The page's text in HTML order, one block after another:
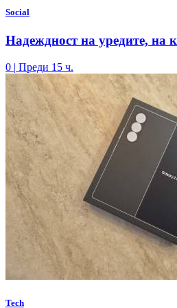
Social
Надеждност на уредите, на
0 | Преди 15 ч.
Tech